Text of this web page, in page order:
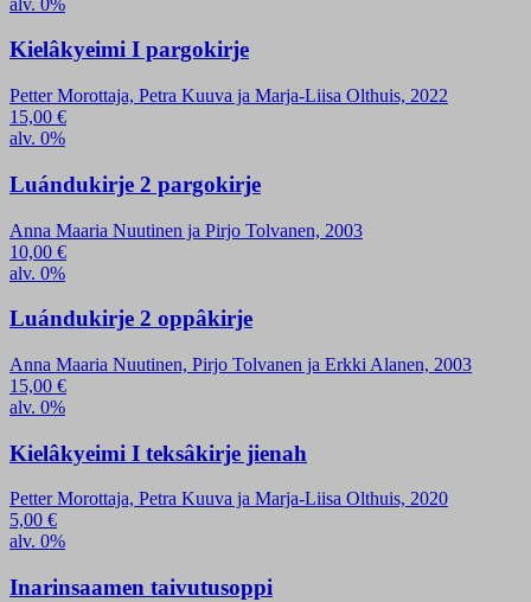
Kielâkyeimi I pargokirje
Petter Morottaja, Petra Kuuva ja Marja-Liisa Olthuis, 2022
15,00 €
alv. 0%
Luándukirje 2 pargokirje
Anna Maaria Nuutinen ja Pirjo Tolvanen, 2003
10,00 €
alv. 0%
Luándukirje 2 oppâkirje
Anna Maaria Nuutinen, Pirjo Tolvanen ja Erkki Alanen, 2003
15,00 €
alv. 0%
Kielâkyeimi I teksâkirje jienah
Petter Morottaja, Petra Kuuva ja Marja-Liisa Olthuis, 2020
5,00 €
alv. 0%
Inarinsaamen taivutusoppi